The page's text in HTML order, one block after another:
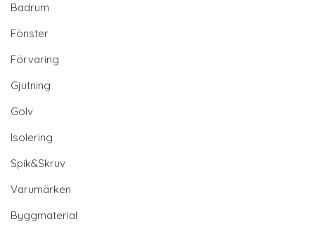
Badrum
Fönster
Förvaring
Gjutning
Golv
Isolering
Spik&Skruv
Varumärken
Byggmaterial